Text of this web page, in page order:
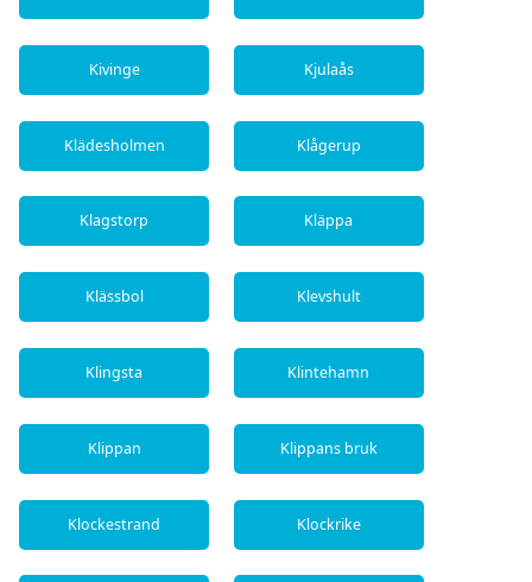
Kivinge Kjulaås
Klädesholmen Klågerup
Klagstorp Kläppa
Klässbol Klevshult
Klingsta Klintehamn
Klippan Klippans bruk
Klockestrand Klockrike